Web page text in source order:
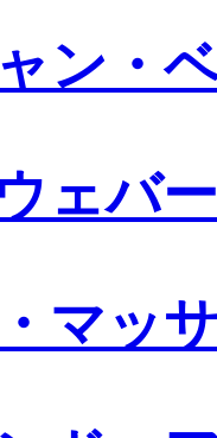
ン・
ェバー
マッ